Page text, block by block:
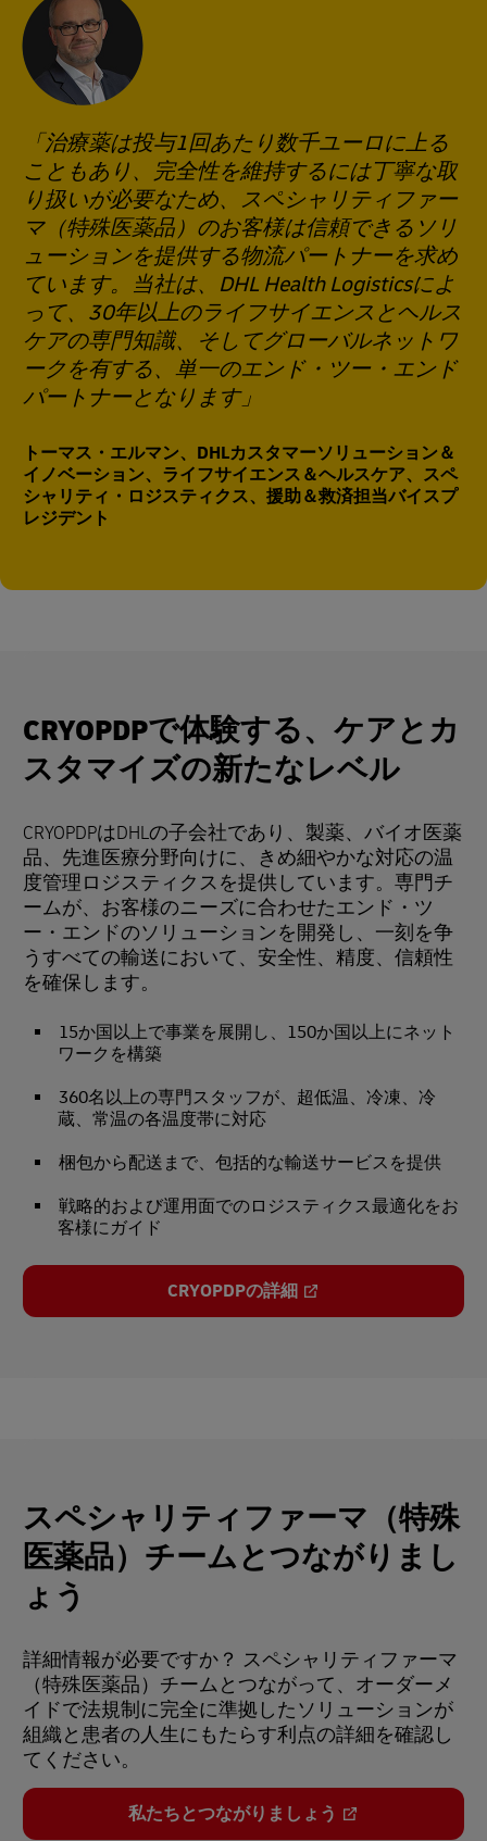
「治療薬は投与1回あたり数千ユーロに上る
こともあり、完全性を維持するには丁寧な取
り扱いが必要なため、スペシャリティファー
マ（特殊医薬品）のお客様は信頼できるソリ
ューションを提供する物流パートナーを求め
ています。当社は、DHL Health Logisticsによ
って、30年以上のライフサイエンスとヘルス
ケアの専門知識、そしてグローバルネットワ
ークを有する、単一のエンド・ツー・エンド
パートナーとなります」
トーマス・エルマン、DHLカスタマーソリューション＆
イノベーション、ライフサイエンス＆ヘルスケア、スペ
シャリティ・ロジスティクス、援助＆救済担当バイスプ
レジデント
CRYOPDPで体験する、ケアとカ
スタマイズの新たなレベル
CRYOPDPはDHLの子会社であり、製薬、バイオ医薬
品、先進医療分野向けに、きめ細やかな対応の温
度管理ロジスティクスを提供しています。専門チ
ームが、お客様のニーズに合わせたエンド・ツ
ー・エンドのソリューションを開発し、一刻を争
うすべての輸送において、安全性、精度、信頼性
を確保します。
15か国以上で事業を展開し、150か国以上にネット
ワークを構築
360名以上の専門スタッフが、超低温、冷凍、冷
蔵、常温の各温度帯に対応
梱包から配送まで、包括的な輸送サービスを提供
戦略的および運用面でのロジスティクス最適化をお
客様にガイド
CRYOPDPの詳細
スペシャリティファーマ（特殊
医薬品）チームとつながりまし
ょう
詳細情報が必要ですか？ スペシャリティファーマ
（特殊医薬品）チームとつながって、オーダーメ
イドで法規制に完全に準拠したソリューションが
組織と患者の人生にもたらす利点の詳細を確認し
てください。
私たちとつながりましょう